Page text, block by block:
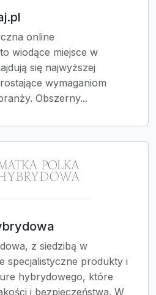
online
wiodące miejsce w
się najwyższej
wymaganiom
Obszerny...
z siedzibą w
specjalistyczne produkty i
hybrydowego, które
i bezpieczeństwa. W